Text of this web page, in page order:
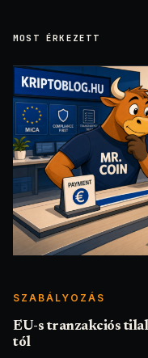
MOST ÉRKEZETT
SZABÁLYOZÁS
EU-s tranzakciós
tól